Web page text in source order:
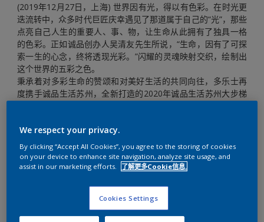
(2019年12月27日，上海) 世界因有光，得以有色彩。在时光更
迭流转中，众多时代巨匠庆幸遇见了那道属于自己的“光”，那些
点亮自己人生的重要人、事、物，让生命从此拥有了独具一格
的色彩。正如诚品创办人吴清友先生所说，“生命，因有了可探
索一生的心念，终将透现光彩。”闪耀的灵魂映射交织，绘制出
这个世界的五彩之色。
秉承着对多彩生命的赞颂和对美好生活的共同向往，多乐士再
度携手诚品生活苏州，全新打造的2020年诚品生活苏州大步梯
一次大胆实验。
We respect your privacy.
By clicking “Accept All Cookies”, you agree to the storing of cookies
on your device to enhance site navigation, analyze site usage, and
assist in our marketing efforts.
了解更多Cookie信息.
Cookies Settings